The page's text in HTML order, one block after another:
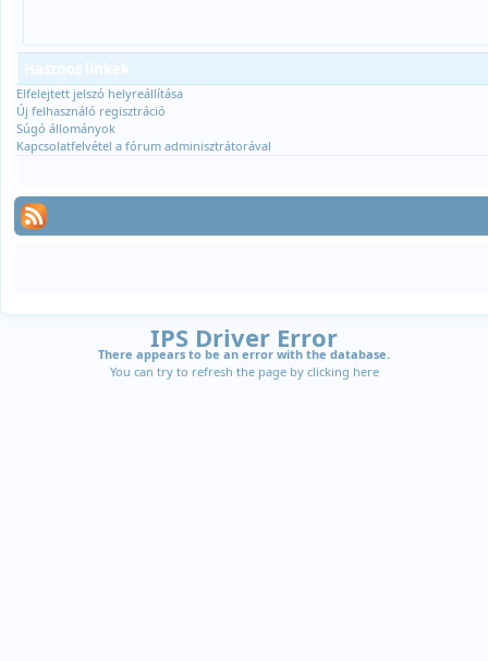
Elfelejtett jelszó helyreállítása
Új felhasználó regisztráció
Súgó állományok
Kapcsolatfelvétel a fórum adminisztrátorával
IPS Driver Error
There appears to be an error with the database.
You can try to refresh the page by clicking here